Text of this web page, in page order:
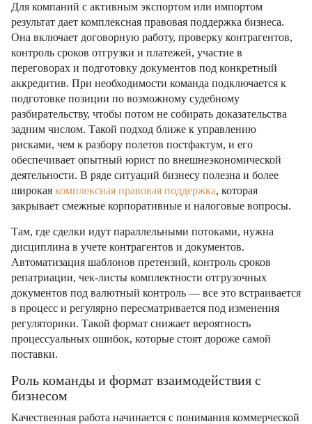
Для компаний с активным экспортом или импортом
результат дает комплексная правовая поддержка бизнеса.
Она включает договорную работу, проверку контрагентов,
контроль сроков отгрузки и платежей, участие в
переговорах и подготовку документов под конкретный
аккредитив. При необходимости команда подключается к
подготовке позиции по возможному судебному
разбирательству, чтобы потом не собирать доказательства
задним числом. Такой подход ближе к управлению
рисками, чем к разбору полетов постфактум, и его
обеспечивает опытный юрист по внешнеэкономической
деятельности. В ряде ситуаций бизнесу полезна и более
широкая комплексная правовая поддержка, которая
закрывает смежные корпоративные и налоговые вопросы.
Там, где сделки идут параллельными потоками, нужна
дисциплина в учете контрагентов и документов.
Автоматизация шаблонов претензий, контроль сроков
репатриации, чек-листы комплектности отгрузочных
документов под валютный контроль — все это встраивается
в процесс и регулярно пересматривается под изменения
регуляторики. Такой формат снижает вероятность
процессуальных ошибок, которые стоят дороже самой
поставки.
Роль команды и формат взаимодействия с
бизнесом
Качественная работа начинается с понимания коммерческой